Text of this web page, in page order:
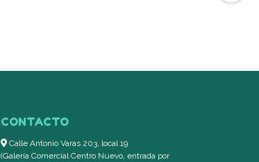
CONTACTO
Calle Antonio Varas 203, local 19
(Galería Comercial Centro Nuevo, entrada por